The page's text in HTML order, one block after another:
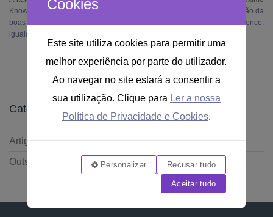
Knower™ distinguida pelas suas
boas práticas na promoção da
igualdade remuneratória.
Vem aí a primeira edição da
Knower™ Business Conference.
Categorias
Artigos
Outsourcing
Cookies
Este site utiliza cookies para permitir uma
melhor experiência por parte do utilizador.
Ao navegar no site estará a consentir a
sua utilização. Clique para Ler a nossa
Política de Privacidade e Cookies.
Personalizar Recusar tudo
Aceitar tudo